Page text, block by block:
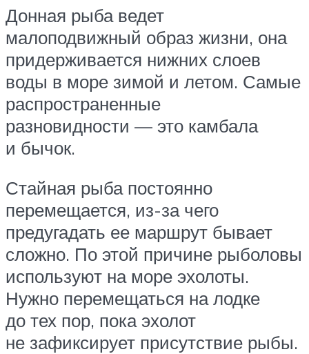
Донная рыба ведет
малоподвижный образ жизни, она
придерживается нижних слоев
воды в море зимой и летом. Самые
распространенные
разновидности — это камбала
и бычок.
Стайная рыба постоянно
перемещается, из-за чего
предугадать ее маршрут бывает
сложно. По этой причине рыболовы
используют на море эхолоты.
Нужно перемещаться на лодке
до тех пор, пока эхолот
не зафиксирует присутствие рыбы.